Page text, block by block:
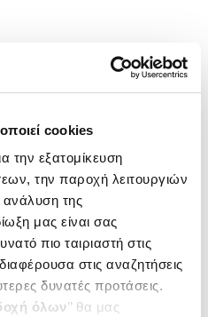
cookies
την εξατομίκευση
την παροχή λειτουργιών
ανάλυση της
μας είναι σας
πιο ταιριαστή στις
στις αναζητήσεις
δυνατές προτάσεις.
όλων’’ θα μας